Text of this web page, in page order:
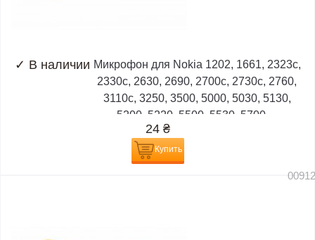
✓ В наличии Микрофон для Nokia 1202, 1661, 2323c,
2330c, 2630, 2690, 2700c, 2730c, 2760,
3110c, 3250, 3500, 5000, 5030, 5130,
5200, 5220, 5500, 5530, 5700,...
24 ₴
Купить